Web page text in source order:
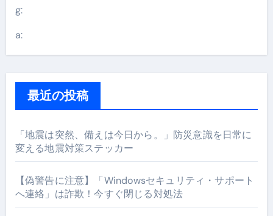
g:
a:
最近の投稿
「地震は突然、備えは今日から。」防災意識を日常に
変える地震対策ステッカー
【偽警告に注意】「Windowsセキュリティ・サポート
へ連絡」は詐欺！今すぐ閉じる対処法